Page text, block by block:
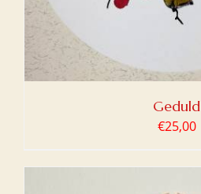
Geduld
€25,00